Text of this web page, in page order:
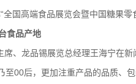
全国高端食品展览会暨中国糖果零
食品产地
、龙品锡展览总经理王海宁在
至00后，更加注重产品的品质、